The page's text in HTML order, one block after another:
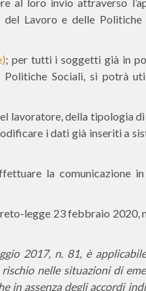
Lavoro e delle Politiche
; per tutti i soggetti già in
Sociali, si potrà
lavoratore, della tipologia
i dati già inseriti a
la comunicazione
legge 23 febbraio 2020,
2017, n. 81, è
nelle situazioni di
in assenza degli accordi